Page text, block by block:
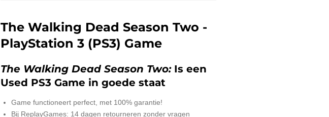
The Walking Dead Season Two -
PlayStation 3 (PS3) Game
The Walking Dead Season Two: Is een
Used PS3 Game in goede staat
Game functioneert perfect, met 100% garantie!
Bij ReplayGames: 14 dagen retourneren zonder vragen